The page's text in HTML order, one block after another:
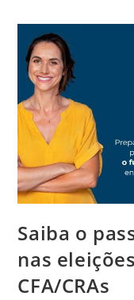
Saiba o
nas
CFA/CRAs